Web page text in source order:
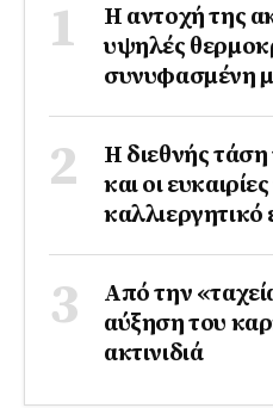
Η αντοχή της
υψηλές
συνυφασμένη
Η διεθνής
και οι
καλλιεργητικό
Από την
αύξηση του
ακτινιδιά